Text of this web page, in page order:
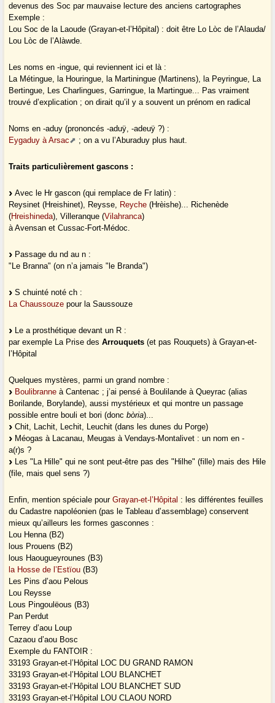
devenus des Soc par mauvaise lecture des anciens cartographes
Exemple :
Lou Soc de la Laoude (Grayan-et-l’Hôpital) : doit être Lo Lòc de l’Alauda/
Lou Lòc de l’Alàwde.
Les noms en -ingue, qui reviennent ici et là :
La Métingue, la Houringue, la Martiningue (Martinens), la Peyringue, La
Bertingue, Les Charlingues, Garringue, la Martingue... Pas vraiment
trouvé d’explication ; on dirait qu’il y a souvent un prénom en radical
Noms en -aduy (prononcés -aduÿ, -adeuÿ ?) :
Eygaduy à Arsac
; on a vu l’Aburaduy plus haut.
Traits particulièrement gascons :
Avec le Hr gascon (qui remplace de Fr latin) :
Reysinet (Hreishinet), Reysse, Reyche (Hrèishe)... Richenède
(Hreishineda), Villeranque (Vilahranca)
à Avensan et Cussac-Fort-Médoc.
Passage du nd au n :
"Le Branna" (on n’a jamais "le Branda")
S chuinté noté ch :
La Chaussouze pour la Saussouze
Le a prosthétique devant un R :
par exemple La Prise desArrouquets (et pas Rouquets) à Grayan-et-
l’Hôpital
Quelques mystères, parmi un grand nombre :
Boulibranne à Cantenac ; j’ai pensé à Boulilande à Queyrac (alias
Borilande, Borylande), aussi mystérieux et qui montre un passage
possible entre bouli et bori (doncbòria)...
Chit, Lachit, Lechit, Leuchit (dans les dunes du Porge)
Méogas à Lacanau, Meugas à Vendays-Montalivet : un nom en -
a(r)s ?
Les "La Hille" qui ne sont peut-être pas des "Hilhe" (fille) mais des Hile
(file, mais quel sens ?)
Enfin, mention spéciale pourGrayan-et-l’Hôpital : les différentes feuilles
du Cadastre napoléonien (pas le Tableau d’assemblage) conservent
mieux qu’ailleurs les formes gasconnes :
Lou Henna (B2)
lous Prouens (B2)
lous Haougueyrounes (B3)
la Hosse de l’Estïou (B3)
Les Pins d’aou Pelous
Lou Reysse
Lous Pingoulëous (B3)
Pan Perdut
Terrey d’aou Loup
Cazaou d’aou Bosc
Exemple du FANTOIR :
33193 Grayan-et-l’Hôpital LOC DU GRAND RAMON
33193 Grayan-et-l’Hôpital LOU BLANCHET
33193 Grayan-et-l’Hôpital LOU BLANCHET SUD
33193 Grayan-et-l’Hôpital LOU CLAOU NORD